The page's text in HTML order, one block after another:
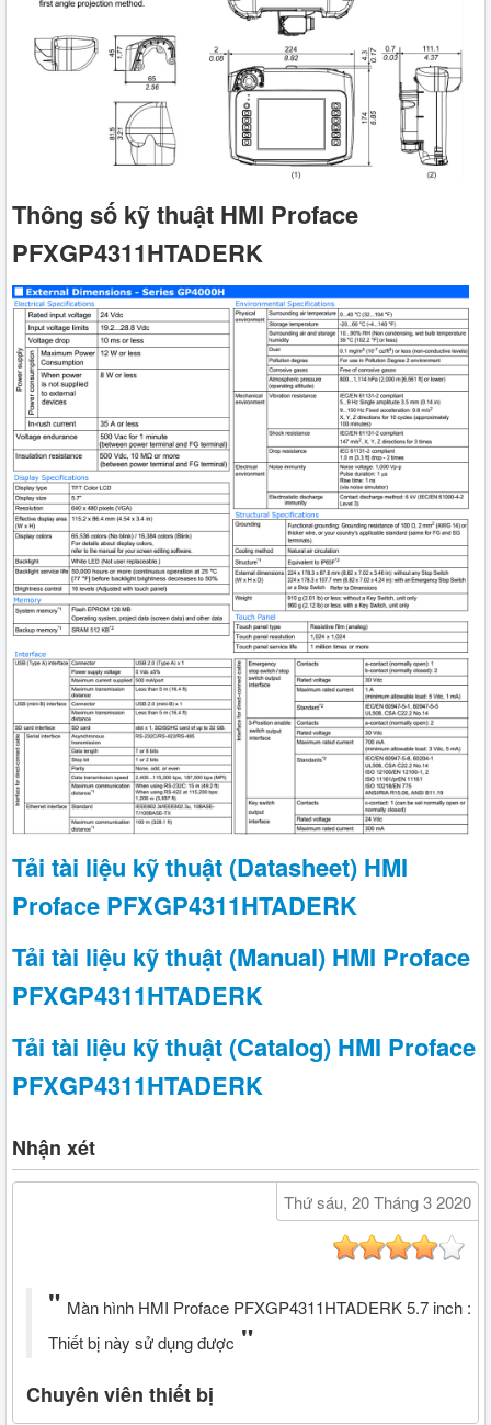
Thông số kỹ thuật HMI Proface
PFXGP4311HTADERK
Tải tài liệu kỹ thuật (Datasheet) HMI
Proface PFXGP4311HTADERK
Tải tài liệu kỹ thuật (Manual) HMI Proface
PFXGP4311HTADERK
Tải tài liệu kỹ thuật (Catalog) HMI Proface
PFXGP4311HTADERK
Nhận xét
Thứ sáu, 20 Tháng 3 2020
Màn hình HMI Proface PFXGP4311HTADERK 5.7 inch :
Thiết bị này sử dụng được
Chuyên viên thiết bị